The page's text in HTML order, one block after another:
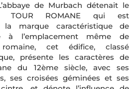
de Murbach détenait le
TOUR ROMANE qui est
la marque caractéristique de
à l’emplacement même de
romaine, cet édifice, classé
présente les caractères de
du 12ème siècle, avec ses
ses croisées géminées et ses